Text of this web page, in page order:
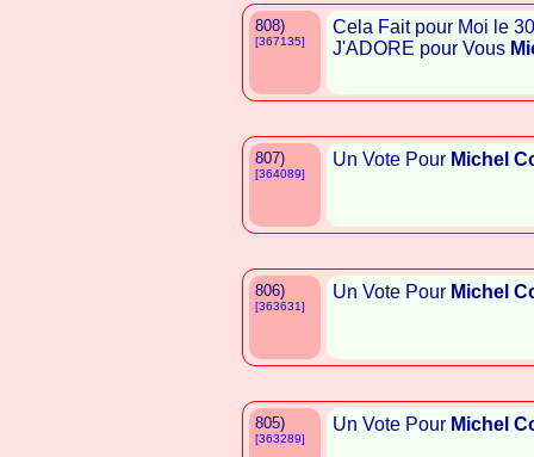
808)
[367135]
Cela Fait pour Moi le
J'ADORE pour Vous
807)
[364089]
Un Vote Pour Michel
806)
[363631]
Un Vote Pour Michel
805)
[363289]
Un Vote Pour Michel